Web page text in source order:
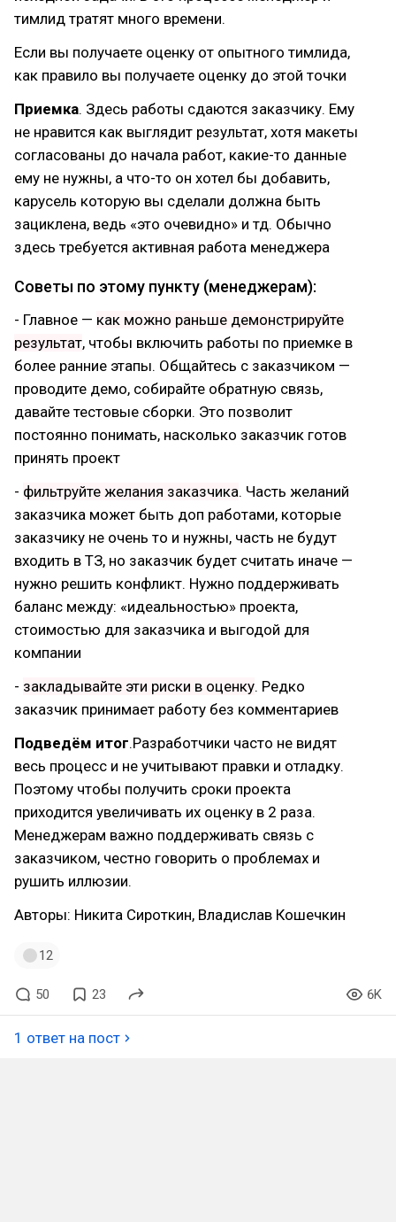
тимлид тратят много времени.
Если вы получаете оценку от опытного тимлида,
как правило вы получаете оценку до этой точки
Приемка. Здесь работы сдаются заказчику. Ему
не нравится как выглядит результат, хотя макеты
согласованы до начала работ, какие-то данные
ему не нужны, а что-то он хотел бы добавить,
карусель которую вы сделали должна быть
зациклена, ведь «это очевидно» и тд. Обычно
здесь требуется активная работа менеджера
Советы по этому пункту (менеджерам):
- Главное — как можно раньше демонстрируйте
результат, чтобы включить работы по приемке в
более ранние этапы. Общайтесь с заказчиком —
проводите демо, собирайте обратную связь,
давайте тестовые сборки. Это позволит
постоянно понимать, насколько заказчик готов
принять проект
- фильтруйте желания заказчика. Часть желаний
заказчика может быть доп работами, которые
заказчику не очень то и нужны, часть не будут
входить в ТЗ, но заказчик будет считать иначе —
нужно решить конфликт. Нужно поддерживать
баланс между: «идеальностью» проекта,
стоимостью для заказчика и выгодой для
компании
- закладывайте эти риски в оценку. Редко
заказчик принимает работу без комментариев
Подведём итог.Разработчики часто не видят
весь процесс и не учитывают правки и отладку.
Поэтому чтобы получить сроки проекта
приходится увеличивать их оценку в 2 раза.
Менеджерам важно поддерживать связь с
заказчиком, честно говорить о проблемах и
рушить иллюзии.
Авторы: Никита Сироткин, Владислав Кошечкин
12
50 23 6K
1 ответ на пост